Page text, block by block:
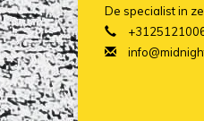
De specialist in